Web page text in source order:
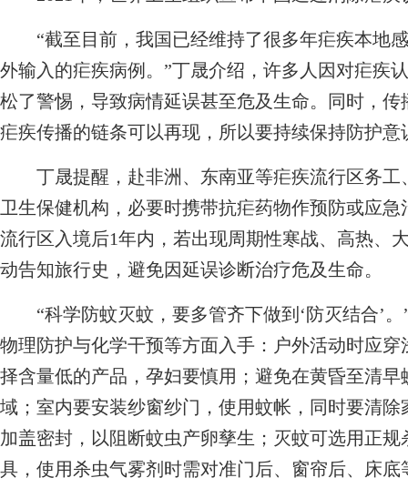
“截至目前，我国已经维持了很多年疟疾本地
外输入的疟疾病例。”丁晟介绍，许多人因对疟疾
松了警惕，导致病情延误甚至危及生命。同时，
疟疾传播的链条可以再现，所以要持续保持防护意
丁晟提醒，赴非洲、东南亚等疟疾流行区务工
卫生保健机构，必要时携带抗疟药物作预防或应
流行区入境后1年内，若出现周期性寒战、高热、
动告知旅行史，避免因延误诊断治疗危及生命。
“科学防蚊灭蚊，要多管齐下做到‘防灭结合’。
物理防护与化学干预等方面入手：户外活动时应
择含量低的产品，孕妇要慎用；避免在黄昏至清
域；室内要安装纱窗纱门，使用蚊帐，同时要清
加盖密封，以阻断蚊虫产卵孳生；灭蚊可选用正
具，使用杀虫气雾剂时需对准门后、窗帘后、床